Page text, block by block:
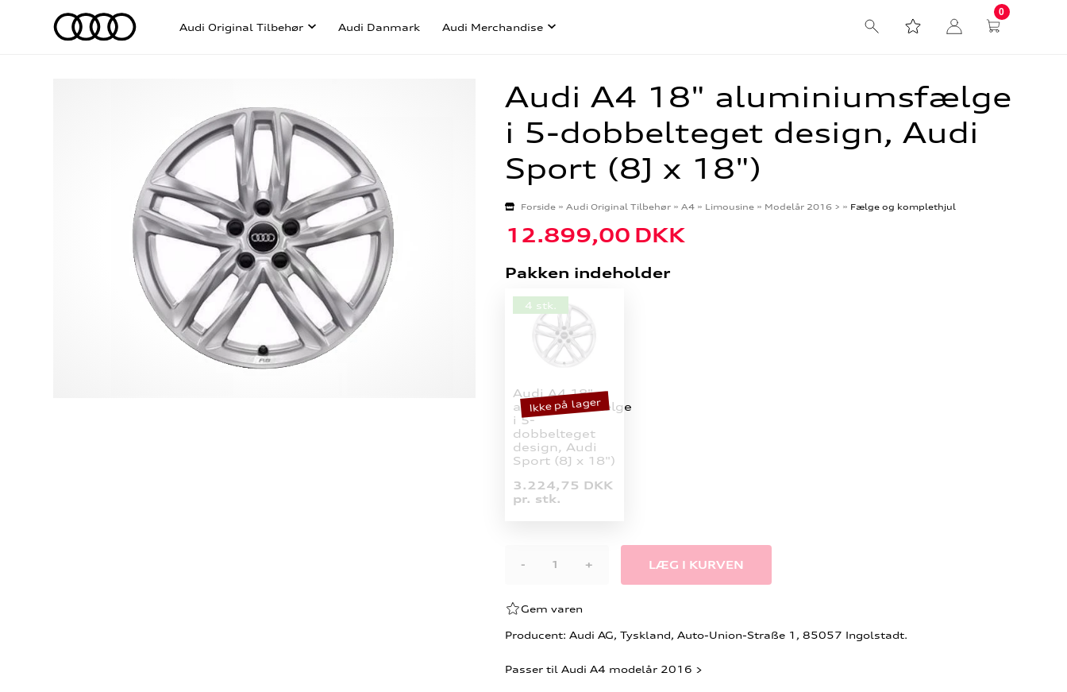
Audi Original Tilbehør Audi Danmark Audi Merchandise
0
Audi A4 18" aluminiumsfælge
i 5-dobbelteget design, Audi
Sport (8J x 18")
Forside» Audi Original Tilbehør» A4» Limousine» Modelår 2016 > » Fælge og komplethjul
12.899,00 DKK
Pakken indeholder
4 stk.
Audi A4 18"
aluminiumsfælge
i 5-
dobbelteget
design, Audi
Sport (8J x 18")
3.224,75 DKK
pr. stk.
Ikke på lager
- +
Gem varen
Producent: Audi AG, Tyskland, Auto-Union-Straße 1, 85057 Ingolstadt.
Passer til Audi A4 modelår 2016 >